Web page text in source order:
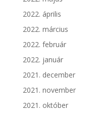
2022. április
2022. március
2022. február
2022. január
2021. december
2021. november
2021. október